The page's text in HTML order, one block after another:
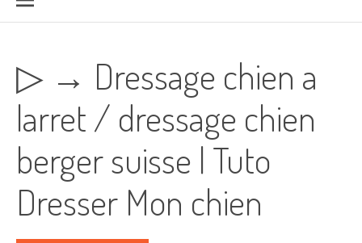
▷ → Dressage chien a
larret / dressage chien
berger suisse | Tuto
Dresser Mon chien